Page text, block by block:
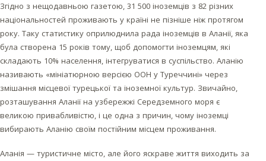
Згідно з нещодавньою газетою, 31 500 іноземців з 82 різних
національностей проживають у країні не пізніше ніж протягом
року. Таку статистику оприлюднила рада іноземців в Аланії, яка
була створена 15 років тому, щоб допомогти іноземцям, які
складають 10% населення, інтегруватися в суспільство. Аланію
називають «мініатюрною версією ООН у Туреччині» через
змішання місцевої турецької та іноземної культур. Звичайно,
розташування Аланії на узбережжі Середземного моря є
великою привабливістю, і це одна з причин, чому іноземці
вибирають Аланію своїм постійним місцем проживання.
Аланія — туристичне місто, але його яскраве життя виходить за